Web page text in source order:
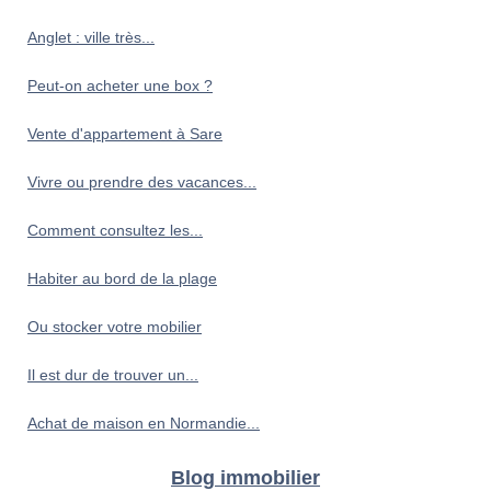
Anglet : ville très...
Peut-on acheter une box ?
Vente d'appartement à Sare
Vivre ou prendre des vacances...
Comment consultez les...
Habiter au bord de la plage
Ou stocker votre mobilier
Il est dur de trouver un...
Achat de maison en Normandie...
Blog immobilier